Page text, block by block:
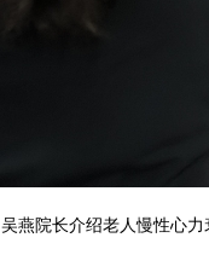
吴燕院长介绍老人慢性心